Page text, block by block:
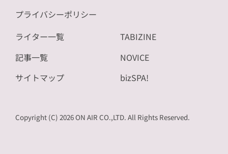
プライバシーポリシー
ライター一覧
記事一覧
サイトマップ
TABIZINE
NOVICE
bizSPA!
Copyright (C) 2026 ON AIR CO.,LTD. All Rights Reserved.